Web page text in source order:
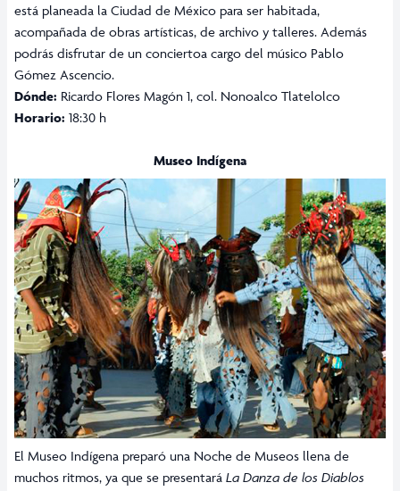
está planeada la Ciudad de México para ser habitada,
acompañada de obras artísticas, de archivo y talleres. Además
podrás disfrutar de un conciertoa cargo del músico Pablo
Gómez Ascencio.
Dónde: Ricardo Flores Magón 1, col. Nonoalco Tlatelolco
Horario: 18:30 h
Museo Indígena
El Museo Indígena preparó una Noche de Museos llena de
muchos ritmos, ya que se presentará La Danza de los Diablos